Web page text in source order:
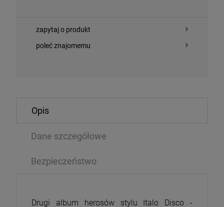
zł 169,99 zł
zapytaj o produkt
poleć znajomemu
Opis
Dane szczegółowe
Bezpieczeństwo
Drugi album herosów stylu Italo Disco -